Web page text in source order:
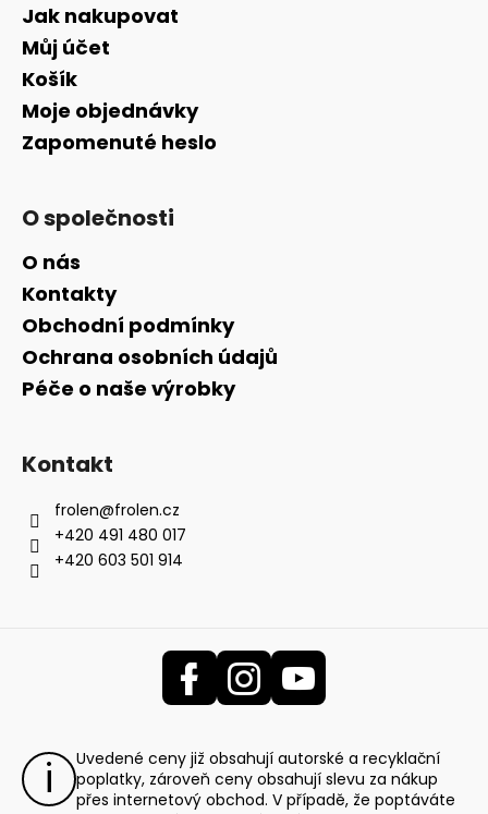
Jak nakupovat
Můj účet
Košík
Moje objednávky
Zapomenuté heslo
O společnosti
O nás
Kontakty
Obchodní podmínky
Ochrana osobních údajů
Péče o naše výrobky
Kontakt
frolen@frolen.cz
+420 491 480 017
+420 603 501 914
Uvedené ceny již obsahují autorské a recyklační
poplatky, zároveň ceny obsahují slevu za nákup
přes internetový obchod. V případě, že poptáváte